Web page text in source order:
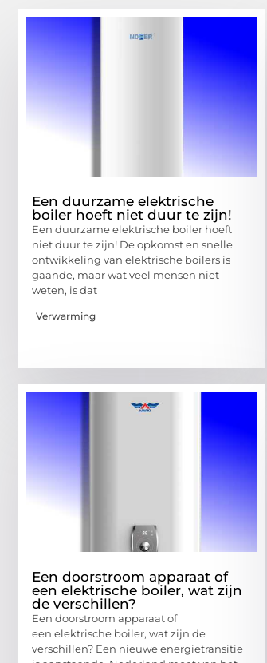
Een duurzame elektrische
boiler hoeft niet duur te zijn!
Een duurzame elektrische boiler hoeft
niet duur te zijn! De opkomst en snelle
ontwikkeling van elektrische boilers is
gaande, maar wat veel mensen niet
weten, is dat
Verwarming
Een doorstroom apparaat of
een elektrische boiler, wat zijn
de verschillen?
Een doorstroom apparaat of
een elektrische boiler, wat zijn de
verschillen? Een nieuwe energietransitie